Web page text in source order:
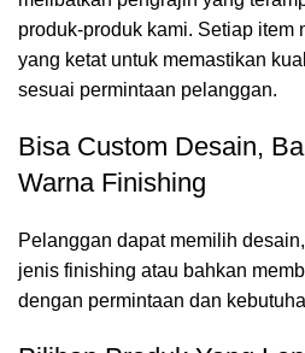
produk-produk kami. Setiap item
yang ketat untuk memastikan
sesuai permintaan pelanggan.
Bisa Custom Desain,
Warna Finishing
Pelanggan dapat memilih
jenis finishing atau bahkan
dengan permintaan dan